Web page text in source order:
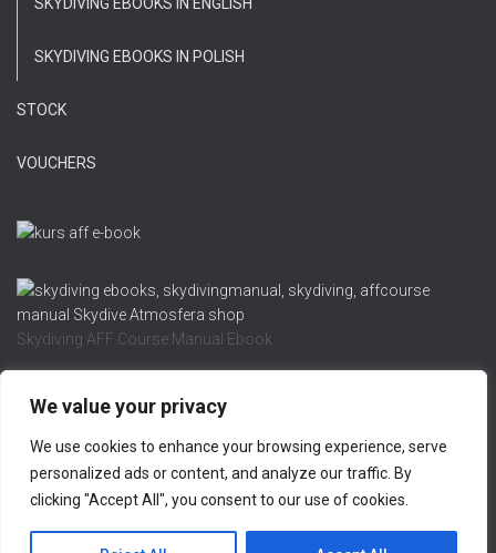
We value your privacy
We use cookies to enhance your browsing experience, serve
personalized ads or content, and analyze our traffic. By
clicking "Accept All", you consent to our use of cookies.
SKYDIVING EBOOKS IN POLISH
STOCK
VOUCHERS
Skydiving AFF Course Manual Ebook
REFUND AND RETURNS POLICY PRIVACY POLICY
LEGAL NOTICE CONTACT US